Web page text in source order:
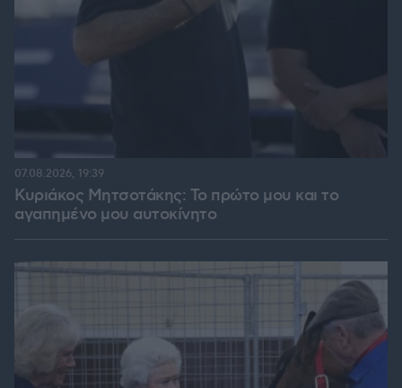
Κυριάκος Μητσοτάκης: Το πρώτο μου και το
αγαπημένο μου αυτοκίνητο
07.08.2026, 19:39